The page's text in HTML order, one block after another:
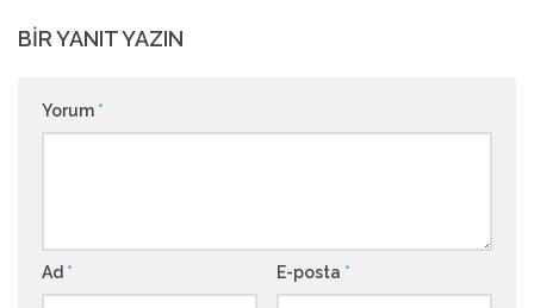
BIR YANIT YAZIN
Yorum *
Ad * E-posta *